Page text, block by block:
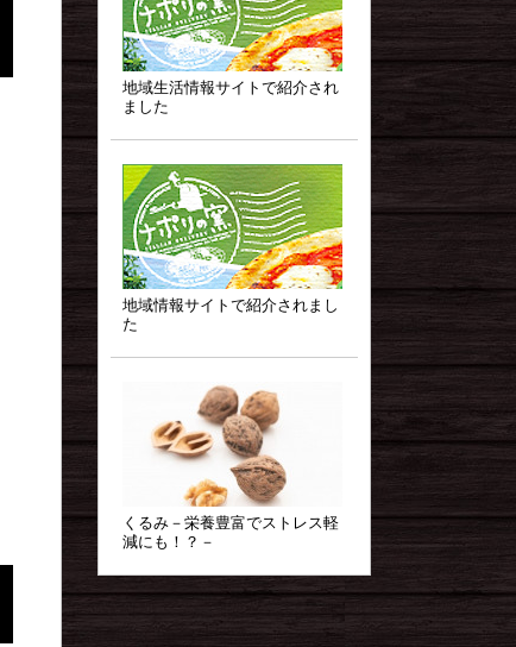
地域生活情報サイトで紹介され
ました
地域情報サイトで紹介されまし
た
くるみ－栄養豊富でストレス軽
減にも！？－